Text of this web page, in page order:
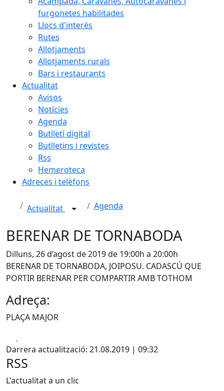
furgonetes habilitades
Llocs d'interès
Rutes
Allotjaments
Allotjaments rurals
Bars i restaurants
Actualitat
Avisos
Notícies
Agenda
Butlletí digital
Butlletins i revistes
Rss
Hemeroteca
Adreces i telèfons
Actualitat Agenda
BERENAR DE TORNABODA
Dilluns, 26 d’agost de 2019 de 19:00h a 20:00h
BERENAR DE TORNABODA, JOIPOSU. CADASCÚ QUE
PORTIR BERENAR PER COMPARTIR AMB TOTHOM
Adreça:
PLAÇA MAJOR
Darrera actualització: 21.08.2019 | 09:32
RSS
L'actualitat a un clic